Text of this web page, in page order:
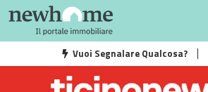
Vuoi Segnalare Qualcosa?